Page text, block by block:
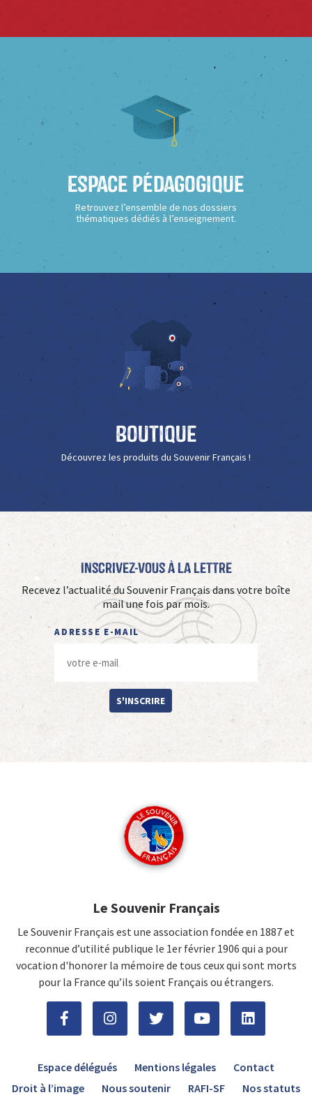
Espace Pédagogique
Retrouvez l’ensemble de nos dossiers
thématiques dédiés à l’enseignement.
Boutique
Découvrez les produits du Souvenir Français !
Inscrivez-vous à La Lettre
Recevez l’actualité du Souvenir Français dans votre boîte
mail une fois par mois.
ADRESSE E-MAIL
S'INSCRIRE
Le Souvenir Français
Le Souvenir Français est une association fondée en 1887 et
reconnue d’utilité publique le 1er février 1906 qui a pour
vocation d'honorer la mémoire de tous ceux qui sont morts
pour la France qu’ils soient Français ou étrangers.
Espace délégués Mentions légales
Contact
Droit à l’image
Nous soutenir RAFI-SF Nos statuts